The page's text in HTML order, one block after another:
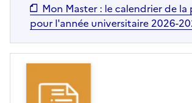
Mon Master : le calendrier de
pour l'année universitaire 2026-